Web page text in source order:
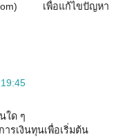
เพื่อแก้ไขปัญหา
ใด ๆ
รเงินทุนเพื่อเริ่มต้น